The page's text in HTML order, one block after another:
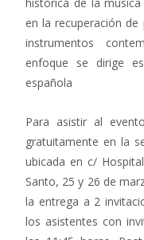
en la recuperación
instrumentos
enfoque se dirige
española
Para asistir al
gratuitamente en la
ubicada en c/
Santo, 25 y 26 de
la entrega a 2
los asistentes con